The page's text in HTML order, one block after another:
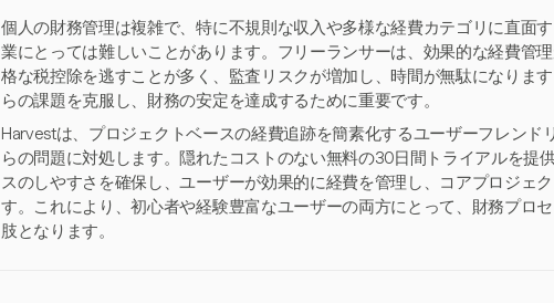
個人の財務管理は複雑で、特に不規則な収入や多様な経費カテゴリに直面
業にとっては難しいことがあります。フリーランサーは、効果的な経費管
格な税控除を逃すことが多く、監査リスクが増加し、時間が無駄になりま
らの課題を克服し、財務の安定を達成するために重要です。
Harvestは、プロジェクトベースの経費追跡を簡素化するユーザーフレンド
らの問題に対処します。隠れたコストのない無料の30日間トライアルを提
スのしやすさを確保し、ユーザーが効果的に経費を管理し、コアプロジェ
す。これにより、初心者や経験豊富なユーザーの両方にとって、財務プロ
肢となります。